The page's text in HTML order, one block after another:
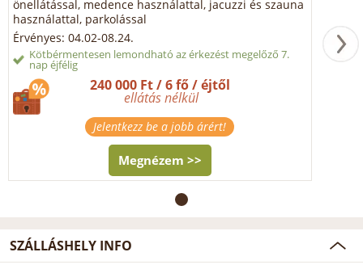
önellátással, medence használattal, jacuzzi és szauna
használattal, parkolással
Érvényes: 04.02-08.24.
Kötbérmentesen lemondható az érkezést megelőző 7.
nap éjfélig
240 000 Ft / 6 fő / éjtől
ellátás nélkül
Jelentkezz be a jobb árért!
Megnézem >>
SZÁLLÁSHELY INFO